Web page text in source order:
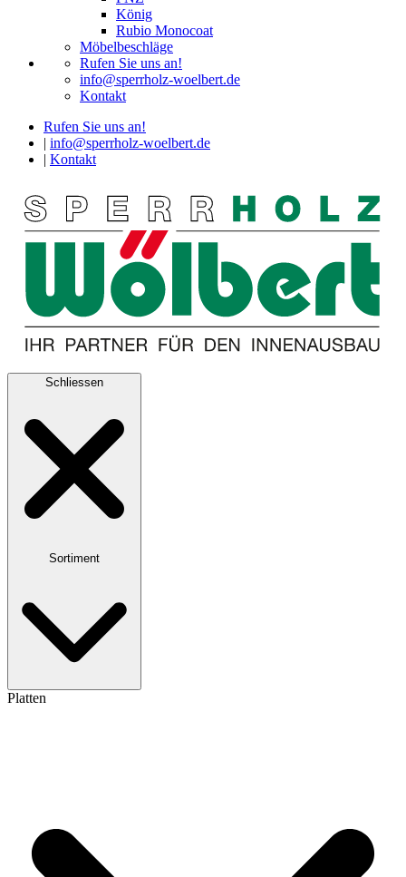
König
Rubio Monocoat
Möbelbeschläge
Rufen Sie uns an!
info@sperrholz-woelbert.de
Kontakt
Rufen Sie uns an!
info@sperrholz-woelbert.de
Kontakt
Schliessen
Sortiment
Platten